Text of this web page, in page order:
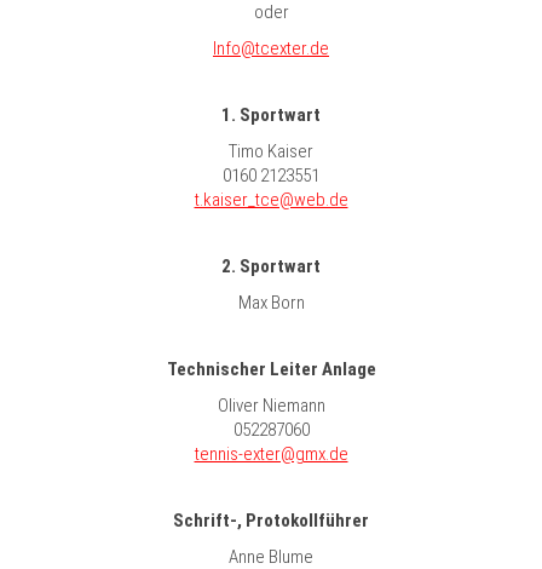
oder
Info@tcexter.de
1. Sportwart
Timo Kaiser
0160 2123551
t.kaiser_tce@web.de
2. Sportwart
Max Born
Technischer Leiter Anlage
Oliver Niemann
052287060
tennis-exter@gmx.de
Schrift-, Protokollführer
Anne Blume